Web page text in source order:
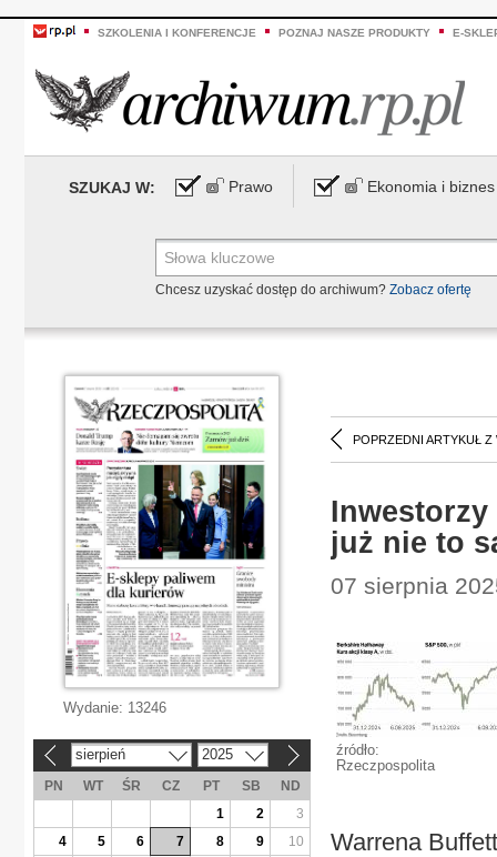
SZKOLENIA I KONFERENCJE POZNAJ NASZE PRODUKTY E-
SZUKAJ W: Prawo Ekonomia i biznes
Chcesz uzyskać dostęp do archiwum? Zobacz ofertę
POPRZEDNI ARTYKUŁ Z
już nie to
07 sierpnia
źródło:
Rzeczpospolita
Warrena
Wydanie: 13246
sierpień 2025
PN WT ŚR CZ PT SB
ND
1
2
3
4
5 6 7 8 9
10